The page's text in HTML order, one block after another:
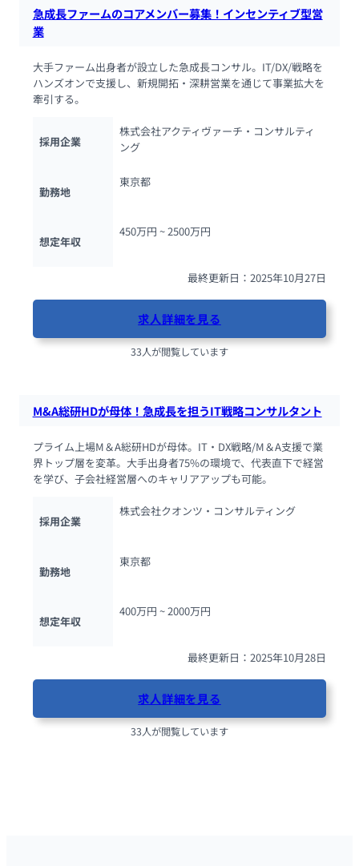
急成長ファームのコアメンバー募集！インセンティブ型営
業
大手ファーム出身者が設立した急成長コンサル。IT/DX/戦略を
ハンズオンで支援し、新規開拓・深耕営業を通じて事業拡大を
牽引する。
採用企業
株式会社アクティヴァーチ・コンサルティ
ング
勤務地
東京都
想定年収
450万円 ~ 2500万円
最終更新日：2025年10月27日
求人詳細を見る
33人が閲覧しています
M&A総研HDが母体！急成長を担うIT戦略コンサルタント
プライム上場M＆A総研HDが母体。IT・DX戦略/M＆A支援で業
界トップ層を変革。大手出身者75%の環境で、代表直下で経営
を学び、子会社経営層へのキャリアアップも可能。
採用企業
株式会社クオンツ・コンサルティング
勤務地
東京都
想定年収
400万円 ~ 2000万円
最終更新日：2025年10月28日
求人詳細を見る
33人が閲覧しています